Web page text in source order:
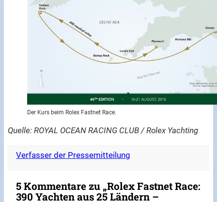
Der Kurs beim Rolex Fastnet Race.
Quelle: ROYAL OCEAN RACING CLUB / Rolex Yachting
Verfasser der Pressemitteilung
5 Kommentare zu „Rolex Fastnet Race:
390 Yachten aus 25 Ländern –